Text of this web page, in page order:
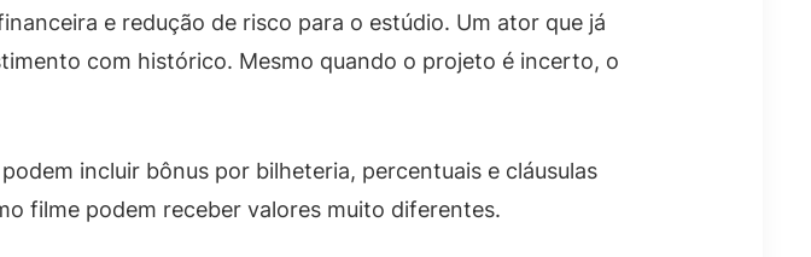
e redução de risco para o estúdio. Um ator que já
com histórico. Mesmo quando o projeto é incerto, o
incluir bônus por bilheteria, percentuais e cláusulas
filme podem receber valores muito diferentes.